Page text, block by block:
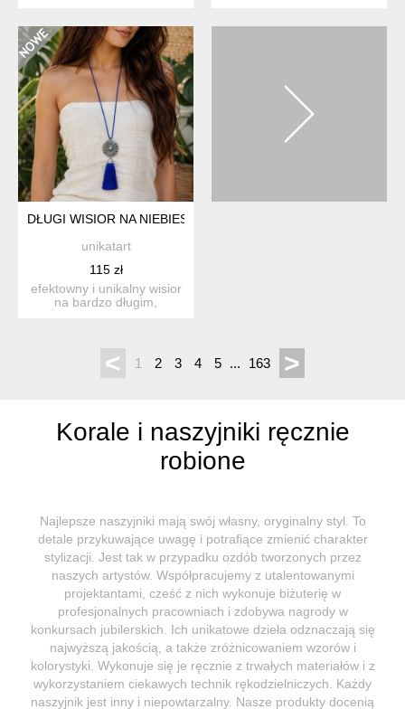
DŁUGI WISIOR NA NIEBIESKIM ŁAŃCUSZKU
unikatart
115 zł
efektowny i unikalny wisior
na bardzo długim,
< 1 2 3 4 5 ... 163 >
Korale i naszyjniki ręcznie
robione
Najlepsze naszyjniki mają swój własny, oryginalny styl. To
detale przykuwające uwagę i potrafiące zmienić charakter
stylizacji. Jest tak w przypadku ozdób tworzonych przez
naszych artystów. Współpracujemy z utalentowanymi
projektantami, cześć z nich wykonuje biżuterię w
profesjonalnych pracowniach i zdobywa nagrody w
konkursach jubilerskich. Ich unikatowe dzieła odznaczają się
najwyższą jakością, a także zróżnicowaniem wzorów i
kolorystyki. Wykonuje się je ręcznie z trwałych materiałów i z
wykorzystaniem ciekawych technik rękodzielniczych. Każdy
naszyjnik jest inny i niepowtarzalny. Nasze produkty docenią